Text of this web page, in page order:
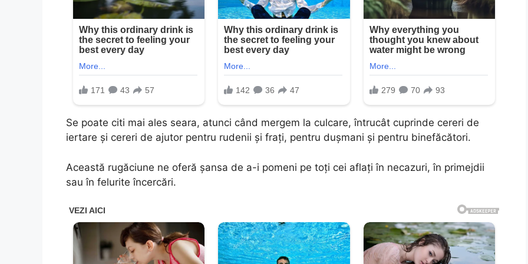
Se poate citi mai ales seara, atunci când mergem la culcare, întrucât cuprinde cereri de
iertare și cereri de ajutor pentru rudenii și frați, pentru dușmani și pentru binefăcători.
Această rugăciune ne oferă șansa de a-i pomeni pe toți cei aflați în necazuri, în primejdii
sau în felurite încercări.